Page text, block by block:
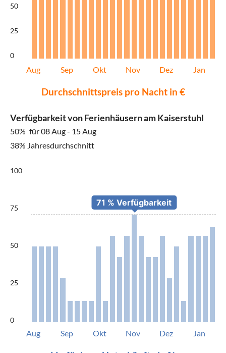
50
25
0
Aug Sep Okt Nov Dez Jan
Durchschnittspreis pro Nacht in €
Verfügbarkeit von Ferienhäusern am Kaiserstuhl
50% für 08 Aug - 15 Aug
38% Jahresdurchschnitt
100
75
50
25
0
Aug Sep Okt Nov Dez Jan